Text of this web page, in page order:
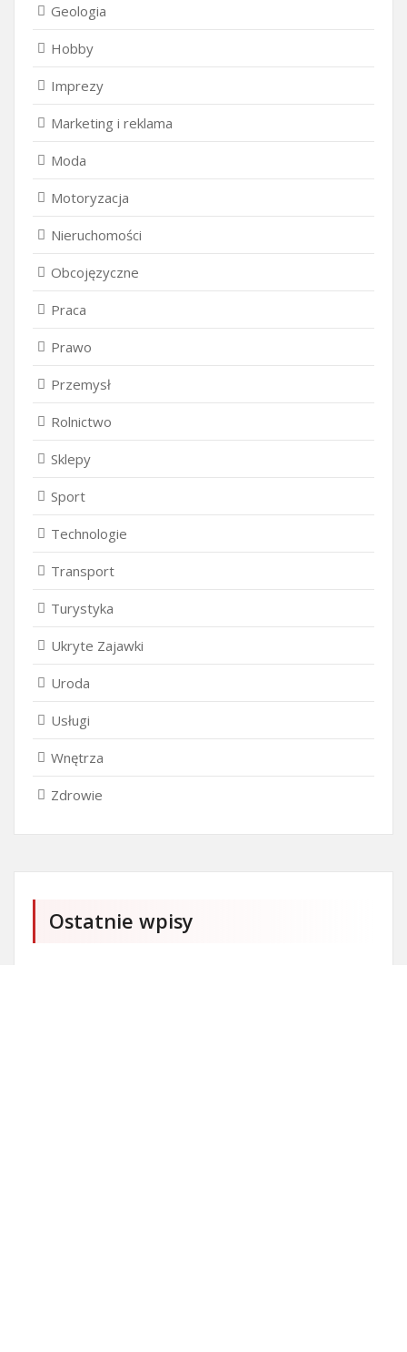
Geologia
Hobby
Imprezy
Marketing i reklama
Moda
Motoryzacja
Nieruchomości
Obcojęzyczne
Praca
Prawo
Przemysł
Rolnictwo
Sklepy
Sport
Technologie
Transport
Turystyka
Ukryte Zajawki
Uroda
Usługi
Wnętrza
Zdrowie
Ostatnie wpisy